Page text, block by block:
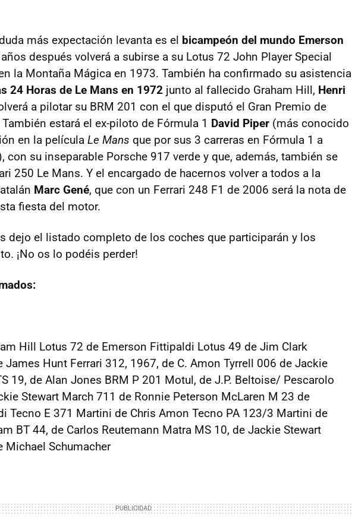
más expectación levanta es el bicampeón del mundo Emerson
después volverá a subirse a su Lotus 72 John Player Special
la Montaña Mágica en 1973. También ha confirmado su asistencia
24 Horas de Le Mans en 1972 junto al fallecido Graham Hill, Henri
a pilotar su BRM 201 con el que disputó el Gran Premio de
estará el ex-piloto de Fórmula 1 David Piper (más conocido
en la película Le Mans que por sus 3 carreras en Fórmula 1 a
con su inseparable Porsche 917 verde y que, además, también se
250 Le Mans. Y el encargado de hacernos volver a todos a la
Marc Gené, que con un Ferrari 248 F1 de 2006 será la nota de
fiesta del motor.
dejo el listado completo de los coches que participarán y los
¡No os lo podéis perder!
Hill Lotus 72 de Emerson Fittipaldi Lotus 49 de Jim Clark
James Hunt Ferrari 312, 1967, de C. Amon Tyrrell 006 de Jackie
19, de Alan Jones BRM P 201 Motul, de J.P. Beltoise/ Pescarolo
Stewart March 711 de Ronnie Peterson McLaren M 23 de
Tecno E 371 Martini de Chris Amon Tecno PA 123/3 Martini de
BT 44, de Carlos Reutemann Matra MS 10, de Jackie Stewart
Michael Schumacher